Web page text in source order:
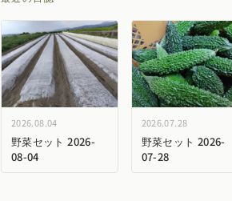
2026.08.04
野菜セット 2026-
08-04
2026.07.28
野菜セット 2026-
07-28